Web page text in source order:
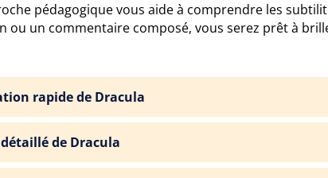
pédagogique vous aide à comprendre les
ou un commentaire composé, vous serez prêt à
rapide de Dracula
de Dracula